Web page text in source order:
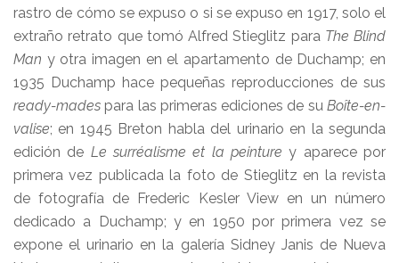
rastro de cómo se expuso o si se expuso en 1917, solo el
extraño retrato que tomó Alfred Stieglitz para The Blind
Man y otra imagen en el apartamento de Duchamp; en
1935 Duchamp hace pequeñas reproducciones de sus
ready-mades para las primeras ediciones de su Boîte-en-
valise; en 1945 Breton habla del urinario en la segunda
edición de Le surréalisme et la peinture y aparece por
primera vez publicada la foto de Stieglitz en la revista
de fotografía de Frederic Kesler View en un número
dedicado a Duchamp; y en 1950 por primera vez se
expone el urinario en la galería Sidney Janis de Nueva